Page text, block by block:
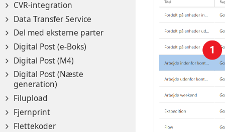
CVR-integration
Data Transfer Service
Del med eksterne parter
Digital Post (e-Boks)
Digital Post (M4)
Digital Post (Næste
generation)
Filupload
Fjernprint
Flettekoder